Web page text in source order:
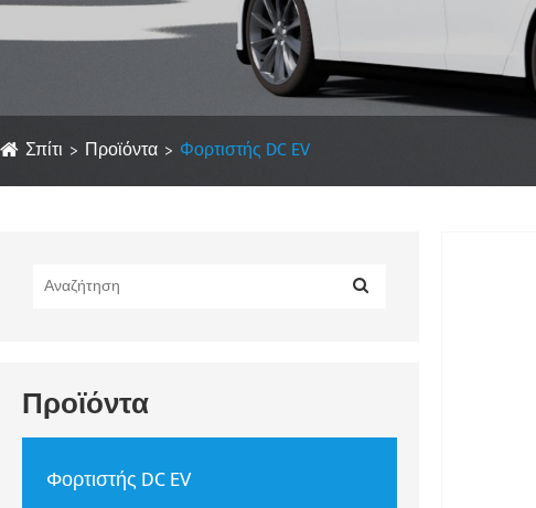
Σπίτι Προϊόντα Φορτιστής DC EV
Προϊόντα
Φορτιστής DC EV